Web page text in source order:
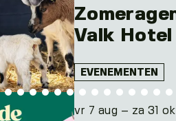
Valk
EVENEMENTEN
vr 7 aug – za 31